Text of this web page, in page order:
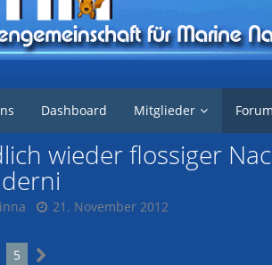
Dashboard Mitglieder
wieder flossiger
21. November 2012
5